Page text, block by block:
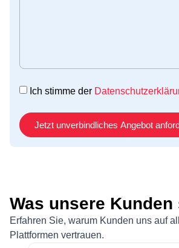
Ich stimme der
Jetzt unverbindliches Angebot
Was unsere Kunden
Erfahren Sie, warum Kunden uns auf
Plattformen vertrauen.